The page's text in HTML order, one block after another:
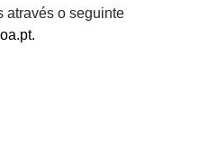
através o seguinte